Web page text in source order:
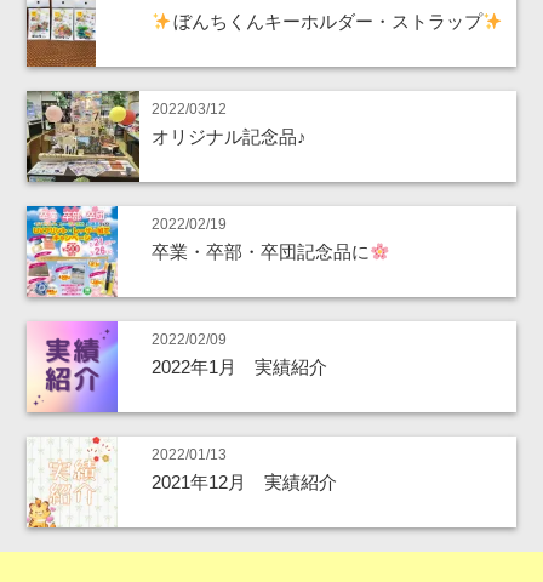
ぼんちくんキーホルダー・ストラップ
2022/03/12
オリジナル記念品♪
2022/02/19
卒業・卒部・卒団記念品に
2022/02/09
2022年1月 実績紹介
2022/01/13
2021年12月 実績紹介